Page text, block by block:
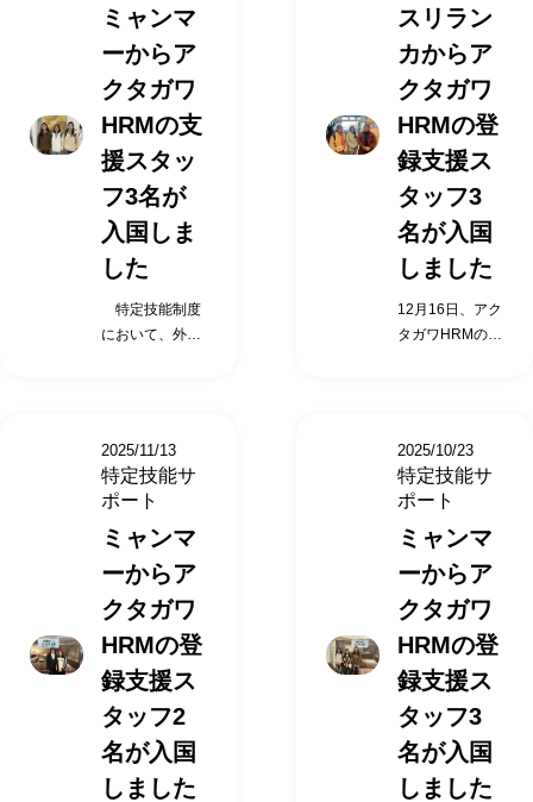
円滑に行えるよ
うに、 「支援計
画」を作成し 、
支援を行うこと
が義務付けられ
ています。 上記
のような負担が
企業様にないよ
わりに支援・実
施していくこと
HRMの「登録支
援機関」の役割
サポート 入管対
応代行（提携行
政書士） 航空券
手配代行 適切な
住居確保に係る
支援 渡航前の日
本語学習支援
（eラーニング
提供） 受入れ施
設向け事前情報
提供 入国後の支
援サービス 日本
語学習支援（e
ラーニング） 生
円滑に行えるよ
うに、 「支援計
画」を作成し 、
支援を行うこと
が義務付けられ
ています。 上記
のような負担が
企業様にないよ
わりに支援・実
施していくこと
HRMの「登録支
援機関」の役割
サポート 入管対
応代行（提携行
政書士） 航空券
手配代行 適切な
住居確保に係る
支援 渡航前の日
本語学習支援
（eラーニング
提供） 受入れ施
設向け事前情報
提供 入国後の支
援サービス 日本
語学習支援（e
ラーニング） 生
ミャンマ
ーからア
クタガワ
HRMの支
援スタッ
フ3名が
入国しま
した
特定技能制度
において、外国
れ、 特定技能外
国人に対して業
務や日常生活を
円滑に行えるよ
うに、 「支援計
画」を作成し 、
支援を行うこと
が義務付けられ
ています。 上記
のような負担が
企業様にないよ
わりに支援・実
施していくこと
スリラン
カからア
クタガワ
HRMの登
録支援ス
タッフ3
名が入国
しました
12月16日、アク
タガワHRMの登
が入国いたしま
した。 特定技能
制度において、
外国人受入れを
行う企業は受入
れ機関（特定技
能所属機関）と
呼ばれ、 特定技
能外国人に対し
て業務や日常生
活を円滑に行え
援計画」を作成
し 、支援を行う
2025/11/13
特定技能サ
ポート
ミャンマ
ーからア
クタガワ
HRMの登
録支援ス
タッフ2
名が入国
しました
2025/10/23
特定技能サ
ポート
ミャンマ
ーからア
クタガワ
HRMの登
録支援ス
タッフ3
名が入国
しました